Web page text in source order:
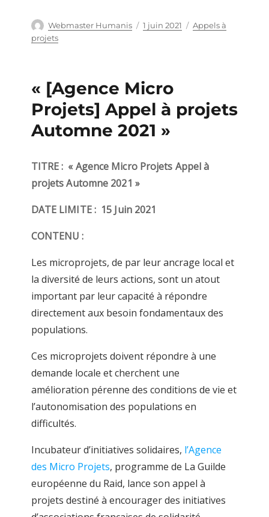
Auteur
Webmaster Humanis
Publié
1 juin 2021 Catégories
Appels à
projets
« [Agence Micro
Projets] Appel à projets
Automne 2021 »
TITRE : « Agence Micro Projets Appel à
projets Automne 2021 »
DATE LIMITE : 15 Juin 2021
CONTENU :
Les microprojets, de par leur ancrage local et
la diversité de leurs actions, sont un atout
important par leur capacité à répondre
directement aux besoin fondamentaux des
populations.
Ces microprojets doivent répondre à une
demande locale et cherchent une
amélioration pérenne des conditions de vie et
l’autonomisation des populations en
difficultés.
Incubateur d’initiatives solidaires, l’Agence
des Micro Projets, programme de La Guilde
européenne du Raid, lance son appel à
projets destiné à encourager des initiatives